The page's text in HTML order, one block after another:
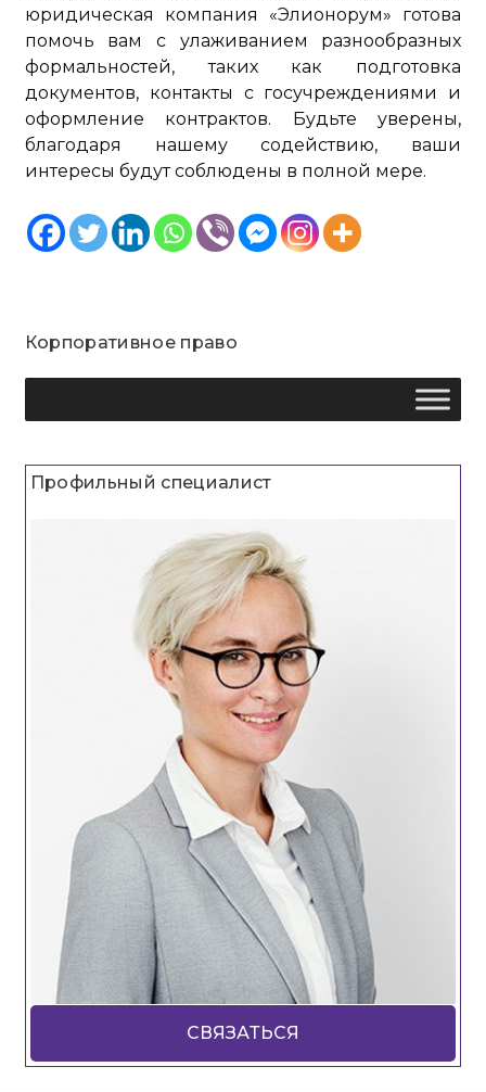
юридическая компания «Элионорум» готова
помочь вам с улаживанием разнообразных
формальностей, таких как подготовка
документов, контакты с госучреждениями и
оформление контрактов. Будьте уверены,
благодаря нашему содействию, ваши
интересы будут соблюдены в полной мере.
Корпоративное право
Профильный специалист
СВЯЗАТЬСЯ